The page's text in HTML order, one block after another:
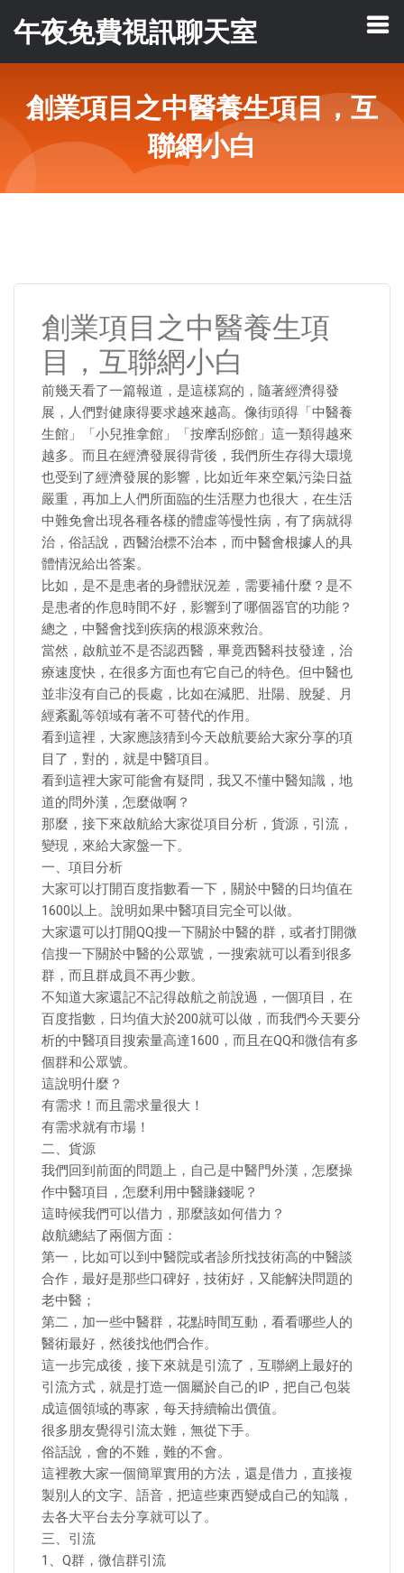
午夜免費視訊聊天室
創業項目之中醫養生項目，互
聯網小白
創業項目之中醫養生項
目，互聯網小白
前幾天看了一篇報道，是這樣寫的，隨著經濟得發
展，人們對健康得要求越來越高。像街頭得「中醫養
生館」「小兒推拿館」「按摩刮痧館」這一類得越來
越多。而且在經濟發展得背後，我們所生存得大環境
也受到了經濟發展的影響，比如近年來空氣污染日益
嚴重，再加上人們所面臨的生活壓力也很大，在生活
中難免會出現各種各樣的體虛等慢性病，有了病就得
治，俗話說，西醫治標不治本，而中醫會根據人的具
體情況給出答案。
比如，是不是患者的身體狀況差，需要補什麼？是不
是患者的作息時間不好，影響到了哪個器官的功能？
總之，中醫會找到疾病的根源來救治。
當然，啟航並不是否認西醫，畢竟西醫科技發達，治
療速度快，在很多方面也有它自己的特色。但中醫也
並非沒有自己的長處，比如在減肥、壯陽、脫髮、月
經紊亂等領域有著不可替代的作用。
看到這裡，大家應該猜到今天啟航要給大家分享的項
目了，對的，就是中醫項目。
看到這裡大家可能會有疑問，我又不懂中醫知識，地
道的問外漢，怎麼做啊？
那麼，接下來啟航給大家從項目分析，貨源，引流，
變現，來給大家盤一下。
一、項目分析
大家可以打開百度指數看一下，關於中醫的日均值在
1600以上。說明如果中醫項目完全可以做。
大家還可以打開QQ搜一下關於中醫的群，或者打開微
信搜一下關於中醫的公眾號，一搜索就可以看到很多
群，而且群成員不再少數。
不知道大家還記不記得啟航之前說過，一個項目，在
百度指數，日均值大於200就可以做，而我們今天要分
析的中醫項目搜索量高達1600，而且在QQ和微信有多
個群和公眾號。
這說明什麼？
有需求！而且需求量很大！
有需求就有市場！
二、貨源
我們回到前面的問題上，自己是中醫門外漢，怎麼操
作中醫項目，怎麼利用中醫賺錢呢？
這時候我們可以借力，那麼該如何借力？
啟航總結了兩個方面：
第一，比如可以到中醫院或者診所找技術高的中醫談
合作，最好是那些口碑好，技術好，又能解決問題的
老中醫；
第二，加一些中醫群，花點時間互動，看看哪些人的
醫術最好，然後找他們合作。
這一步完成後，接下來就是引流了，互聯網上最好的
引流方式，就是打造一個屬於自己的IP，把自己包裝
成這個領域的專家，每天持續輸出價值。
很多朋友覺得引流太難，無從下手。
俗話說，會的不難，難的不會。
這裡教大家一個簡單實用的方法，還是借力，直接複
製別人的文字、語音，把這些東西變成自己的知識，
去各大平台去分享就可以了。
三、引流
1、Q群，微信群引流